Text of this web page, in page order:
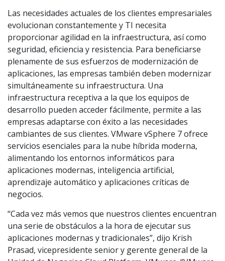
Las necesidades actuales de los clientes empresariales
evolucionan constantemente y TI necesita
proporcionar agilidad en la infraestructura, así como
seguridad, eficiencia y resistencia. Para beneficiarse
plenamente de sus esfuerzos de modernización de
aplicaciones, las empresas también deben modernizar
simultáneamente su infraestructura. Una
infraestructura receptiva a la que los equipos de
desarrollo pueden acceder fácilmente, permite a las
empresas adaptarse con éxito a las necesidades
cambiantes de sus clientes. VMware vSphere 7 ofrece
servicios esenciales para la nube híbrida moderna,
alimentando los entornos informáticos para
aplicaciones modernas, inteligencia artificial,
aprendizaje automático y aplicaciones críticas de
negocios.
“Cada vez más vemos que nuestros clientes encuentran
una serie de obstáculos a la hora de ejecutar sus
aplicaciones modernas y tradicionales”, dijo Krish
Prasad, vicepresidente senior y gerente general de la